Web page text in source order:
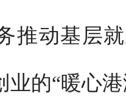
推动基层
的“暖心